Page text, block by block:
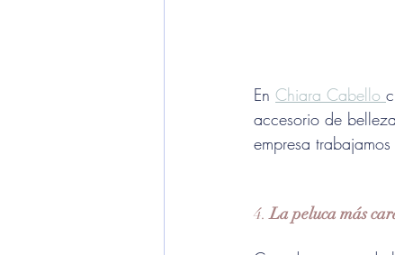
En Chiara Cabello
accesorio de
empresa
4. La peluca más